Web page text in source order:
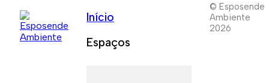
Início
Espaços
© Esposende
Ambiente
2026